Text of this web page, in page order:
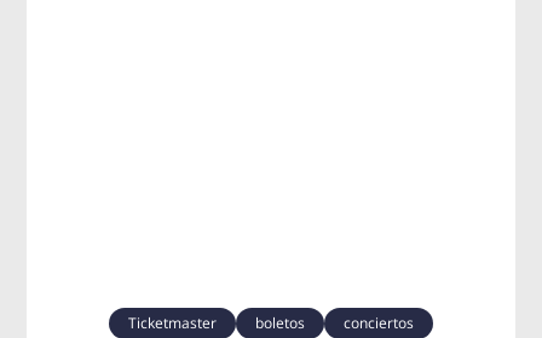
Ticketmaster boletos conciertos